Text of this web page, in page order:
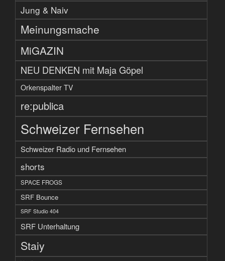
Jung & Naiv
Meinungsmache
MiGAZIN
NEU DENKEN mit Maja Göpel
Orkenspalter TV
re:publica
Schweizer Fernsehen
Schweizer Radio und Fernsehen
shorts
SPACE FROGS
SRF Bounce
SRF Studio 404
SRF Unterhaltung
Staiy